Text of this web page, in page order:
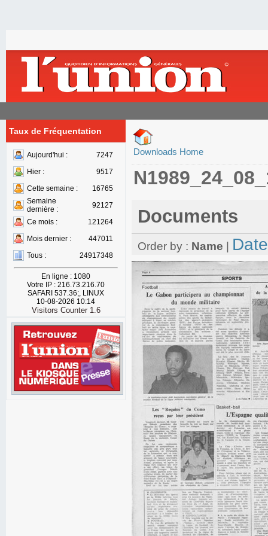
Taux de Fréquentation
Aujourd'hui :
7247
Hier :
9517
Cette semaine :
16765
Semaine
dernière :
92127
Ce mois :
121264
Mois dernier :
447011
Tous :
24917348
En ligne : 1080
Votre IP : 216.73.216.70
SAFARI 537.36;, LINUX
10-08-2026 10:14
Visitors Counter 1.6
Downloads Home
Documents
Order by : Name Date